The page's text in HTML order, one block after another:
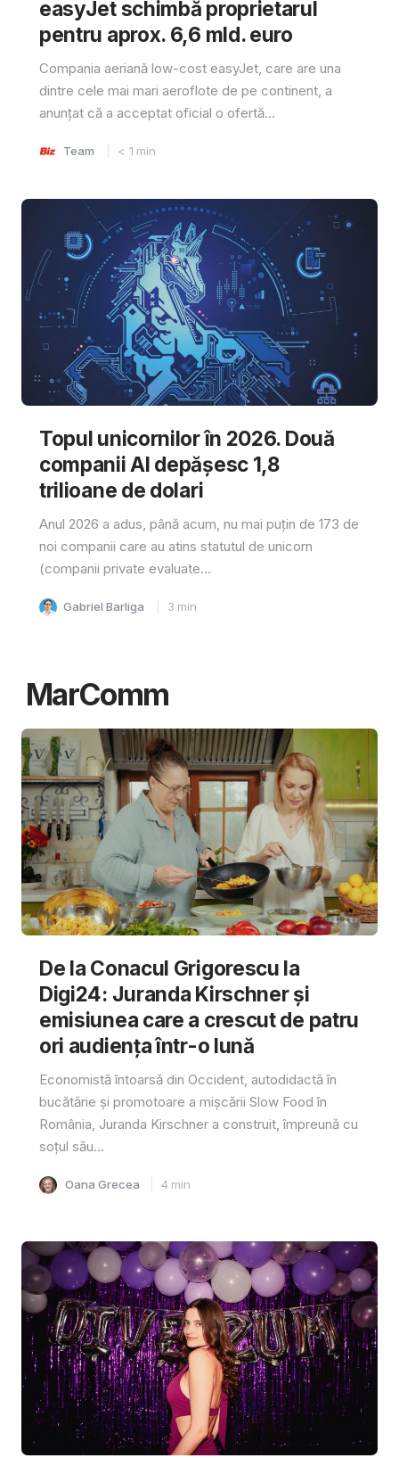
easyJet schimbă proprietarul
pentru aprox. 6,6 mld. euro
Compania aeriană low-cost easyJet, care are una
dintre cele mai mari aeroflote de pe continent, a
anunțat că a acceptat oficial o ofertă...
Team < 1 min
Topul unicornilor în 2026. Două
companii AI depășesc 1,8
trilioane de dolari
Anul 2026 a adus, până acum, nu mai puțin de 173 de
noi companii care au atins statutul de unicorn
(companii private evaluate...
Gabriel Barliga 3 min
MarComm
De la Conacul Grigorescu la
Digi24: Juranda Kirschner și
emisiunea care a crescut de patru
ori audiența într-o lună
Economistă întoarsă din Occident, autodidactă în
bucătărie și promotoare a mișcării Slow Food în
România, Juranda Kirschner a construit, împreună cu
soțul său...
Oana Grecea 4 min